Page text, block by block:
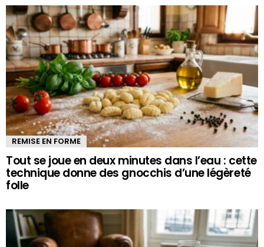
REMISE EN FORME
Tout se joue en deux minutes dans l’eau : cette
technique donne des gnocchis d’une légèreté
folle